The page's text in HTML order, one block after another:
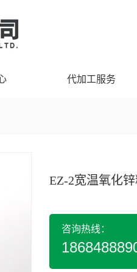
代加工服务
EZ-2宽温氧化锌
咨询热线：